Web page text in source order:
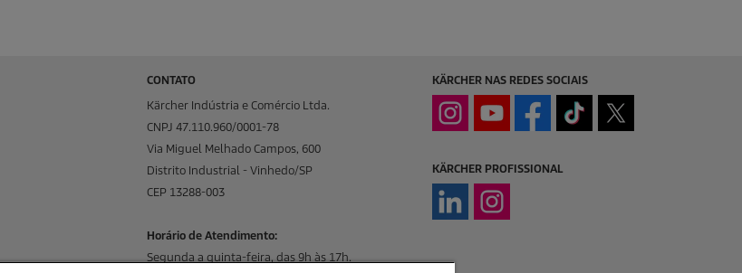
CONTATO
Kärcher Indústria e Comércio Ltda.
CNPJ 47.110.960/0001-78
Via Miguel Melhado Campos, 600
Distrito Industrial - Vinhedo/SP
CEP 13288-003
Horário de Atendimento:
Segunda a quinta-feira, das 9h às 17h.
KÄRCHER NAS REDES SOCIAIS
KÄRCHER PROFISSIONAL